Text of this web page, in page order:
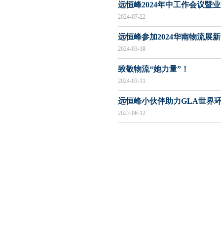
远恒峰2024年中工作会议暨
2024-07-22
远恒峰参加2024华南物流展
2024-03-18
致敬物流“她力量”！
2024-03-11
远恒峰小伙伴助力GLA世界
2023-06-12